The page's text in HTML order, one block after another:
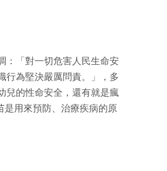
：「對一切危害人民生命安
行為堅決嚴厲問責。」，多
兒的性命安全，還有就是瘋
是用來預防、治療疾病的原